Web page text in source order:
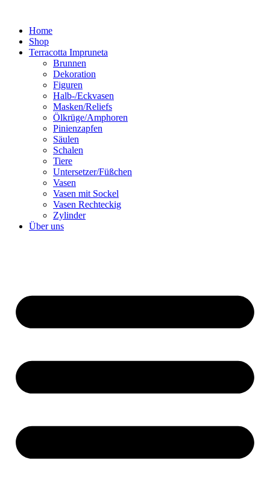
springenHome
Shop
Terracotta Impruneta
Brunnen
Dekoration
Figuren
Halb-/Eckvasen
Masken/Reliefs
Ölkrüge/Amphoren
Pinienzapfen
Säulen
Schalen
Tiere
Untersetzer/Füßchen
Vasen
Vasen mit Sockel
Vasen Rechteckig
Zylinder
Über uns